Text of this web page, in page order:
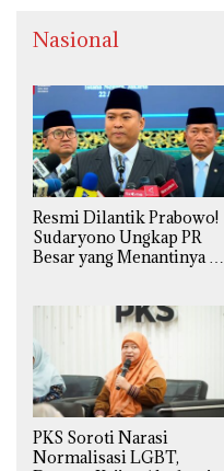
Nasional
Resmi Dilantik Prabowo!
Sudaryono Ungkap PR
Besar yang Menantinya di
PKS Soroti Narasi
Normalisasi LGBT,